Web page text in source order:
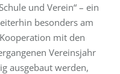
und Verein“ – ein
besonders am
mit den
Vereinsjahr
ausgebaut werden,